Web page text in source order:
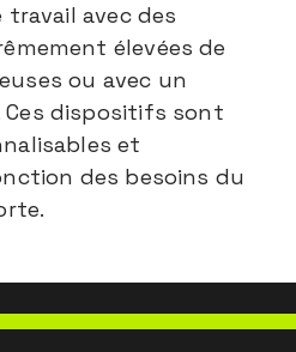
avec des
élevées de
ou avec un
Ces dispositifs sont
et
des besoins du